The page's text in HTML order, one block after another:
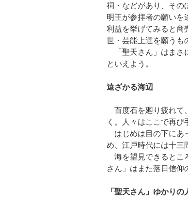
祠・などがあり、その
明王が参拝者の願いを
利益を挙げてみると商
世・芸能上達を願うも
「聖天さん」はまさ
といえよう。
遠ざかる海辺
百度石を廻り疲れて
く。人々はここで再び
はじめは目の下にあ
め、江戸時代には十三
海を望見できるとこ
さん」はまた落日信仰
「聖天さん」ゆかりの